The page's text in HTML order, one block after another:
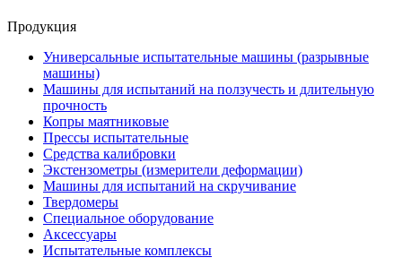
Продукция
Универсальные испытательные машины (разрывные
машины)
Машины для испытаний на ползучесть и длительную
прочность
Копры маятниковые
Прессы испытательные
Средства калибровки
Экстензометры (измерители деформации)
Машины для испытаний на скручивание
Твердомеры
Специальное оборудование
Аксессуары
Испытательные комплексы